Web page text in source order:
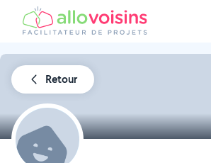
Retour